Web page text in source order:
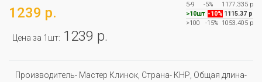
1239 р.
Цена за 1шт: 1239 р.
5-9
-5%
1177.335 р
>10шт -10% 1115.37 р
>100
-15% 1053.405 р
Производитель- Мастер Клинок, Страна- КНР, Oбщая длина-